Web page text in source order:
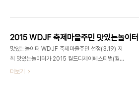
간에 흘러갔고 모두의 아쉬움은 단체 사진으로나마
다. 간단하게 자기 소개 해주세요. 저는 경북여자고등
학교 2학년 재학중인 멘토스 회장 강희진입니다. 멘
토스는? (명덕여고, 명덕남고, 경복여고, 마포고, 덕
원여고) 5개 고등학교 연합동아리이고, 근처 학교 근
처 복지관에서 방과후 멘토링을 하는 동아리 입니다.
맛있는놀이터 WDJF 축제마을주민 선정(3.19) 저
희 맛있는놀이터가 2015 월드디제이페스티벌(월디
페) 축제 마을주민에 선정이 되었습니다!! 월디페는
더보기